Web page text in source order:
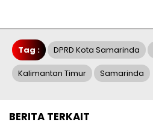
Tag : DPRD Kota Samarinda
Kalimantan Timur Samarinda
BERITA TERKAIT